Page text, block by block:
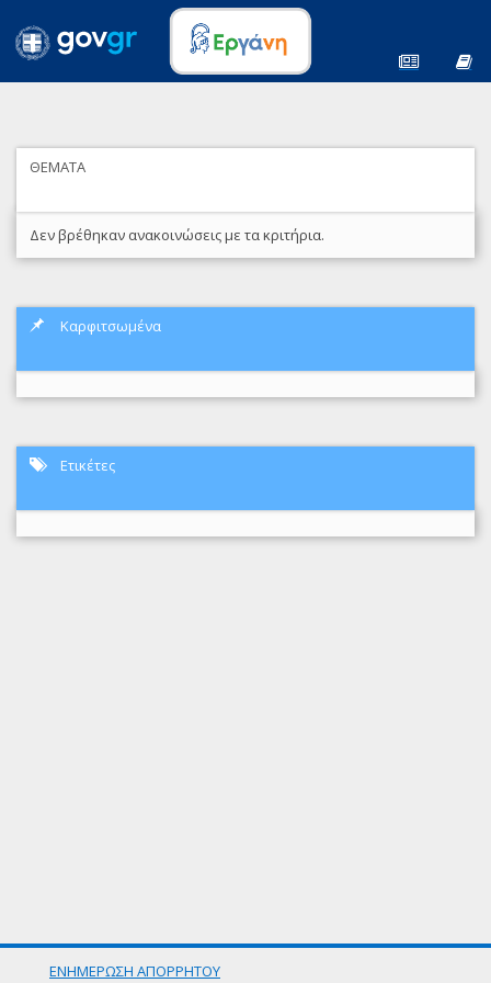
ΘΕΜΑΤΑ
Δεν βρέθηκαν ανακοινώσεις με τα κριτήρια.
Καρφιτσωμένα
Ετικέτες
ΕΝΗΜΕΡΩΣΗ ΑΠΟΡΡΗΤΟΥ